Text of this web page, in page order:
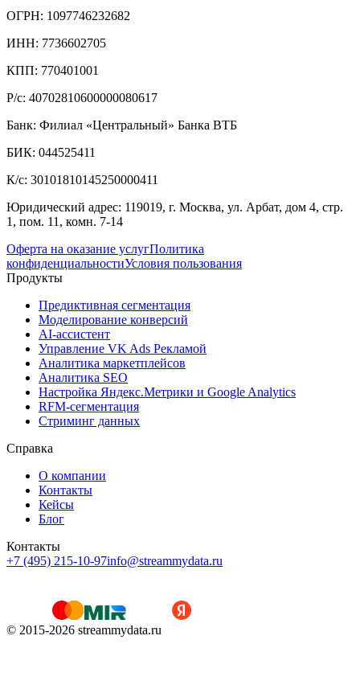
ОГРН: 1097746232682
ИНН: 7736602705
КПП: 770401001
Р/с: 40702810600000080617
Банк: Филиал «Центральный» Банка ВТБ
БИК: 044525411
К/с: 30101810145250000411
Юридический адрес: 119019, г. Москва, ул. Арбат, дом 4, стр.
1, пом. 11, комн. 7-14
Оферта на оказание услугПолитика
конфиденциальностиУсловия пользования
Продукты
Предиктивная сегментация
Моделирование конверсий
AI-ассистент
Управление VK Ads Рекламой
Аналитика маркетплейсов
Аналитика SEO
Настройка Яндекс.Метрики и Google Analytics
RFM-сегментация
Cтриминг данных
Справка
О компании
Контакты
Кейсы
Блог
Контакты
+7 (495) 215-10-97info@streammydata.ru
© 2015-2026 streammydata.ru